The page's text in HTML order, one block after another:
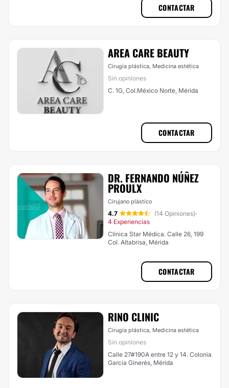
CONTACTAR
AREA CARE BEAUTY
Cirugía plástica, Medicina estética
Sin opiniones
C. 1G, Col.México Norte, Mérida
CONTACTAR
DR. FERNANDO NÚÑEZ
PROULX
Cirujano plástico
4.7 (14 Opiniones)·
4 Experiencias
Clínica Star Médica. Calle 26, 199
Col. Altabrisa, Mérida
CONTACTAR
RINO CLINIC
Cirugía plástica, Medicina estética
Sin opiniones
Calle 27#190A entre 12 y 14. Colonia
Garcia Ginerés, Mérida